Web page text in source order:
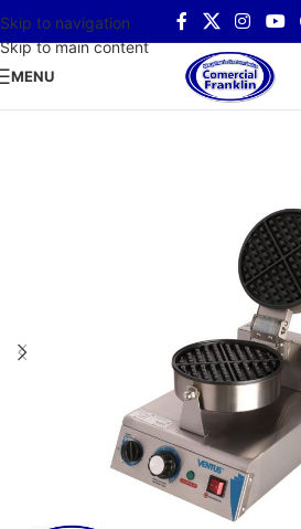
Skip to navigation
Skip to main content
MENU